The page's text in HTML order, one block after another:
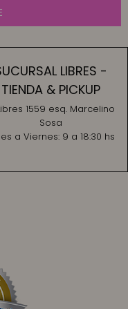
LIBRES -
TIENDA & PICKUP
1559 esq. Marcelino
Sosa
a Viernes: 9 a 18:30 hs